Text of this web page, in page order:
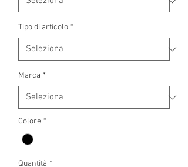
Tipo di articolo *
Marca *
Colore *
Quantità *